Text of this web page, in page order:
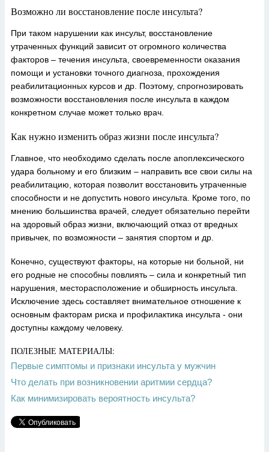
Возможно ли восстановление после инсульта?
При таком нарушении как инсульт, восстановление
утраченных функций зависит от огромного количества
факторов – течения инсульта, своевременности оказания
помощи и установки точного диагноза, прохождения
реабилитационных курсов и др. Поэтому, спрогнозировать
возможности восстановления после инсульта в каждом
конкретном случае может только врач.
Как нужно изменить образ жизни после инсульта?
Главное, что необходимо сделать после апоплексического
удара больному и его близким – направить все свои силы на
реабилитацию, которая позволит восстановить утраченные
способности и не допустить нового инсульта. Кроме того, по
мнению большинства врачей, следует обязательно перейти
на здоровый образ жизни, включающий отказ от вредных
привычек, по возможности – занятия спортом и др.
Конечно, существуют факторы, на которые ни больной, ни
его родные не способны повлиять – сила и конкретный тип
нарушения, месторасположение и обширность инсульта.
Исключение здесь составляет внимательное отношение к
основным факторам риска и профилактика инсульта - они
доступны каждому человеку.
ПОЛЕЗНЫЕ МАТЕРИАЛЫ:
Первые симптомы и признаки инсульта у мужчин
Что делать при возникновении аритмии сердца?
Как минимизировать вероятность инсульта?